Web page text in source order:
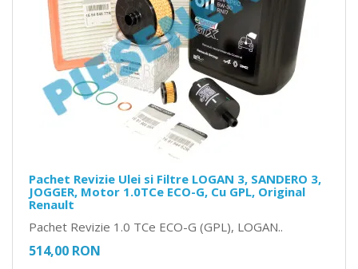
Pachet Revizie Ulei si Filtre LOGAN 3, SANDERO 3,
JOGGER, Motor 1.0TCe ECO-G, Cu GPL, Original
Renault
Pachet Revizie 1.0 TCe ECO-G (GPL), LOGAN..
514,00 RON